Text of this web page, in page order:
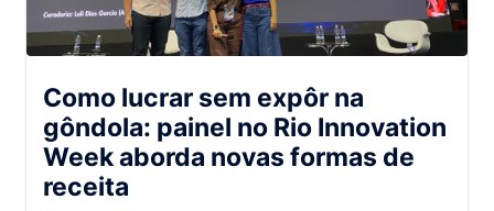
Como lucrar sem expôr na
gôndola: painel no Rio Innovation
Week aborda novas formas de
receita